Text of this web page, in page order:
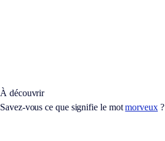
À découvrir
Savez-vous ce que signifie le motmorveux?